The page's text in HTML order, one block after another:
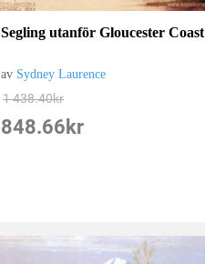
Segling utanför Gloucester Coast
av Sydney Laurence
1 438.40kr
848.66 kr